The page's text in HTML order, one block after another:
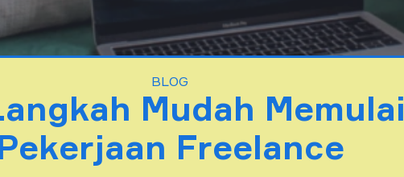
BLOG
Mudah Memulai
Freelance